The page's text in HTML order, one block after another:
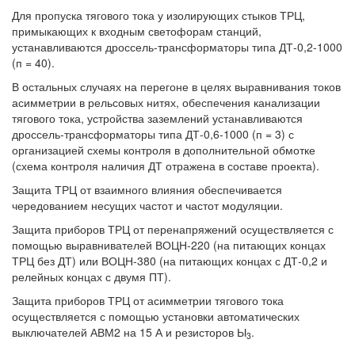
Для пропуска тягового тока у изолирующих стыков ТРЦ,
примыкающих к входным светофорам станций,
устанавливаются дроссель-трансформаторы типа ДТ-0,2-1000
(п = 40).
В остальных случаях на перегоне в целях выравнивания токов
асимметрии в рельсовых нитях, обеспечения канализации
тягового тока, устройства заземлений устанавливаются
дроссель-трансформаторы типа ДТ-0,6-1000 (п = 3) с
организацией схемы контроля в дополнительной обмотке
(схема контроля наличия ДТ отражена в составе проекта).
Защита ТРЦ от взаимного влияния обеспечивается
чередованием несущих частот и частот модуляции.
Защита приборов ТРЦ от перенапряжений осуществляется с
помощью выравнивателей ВОЦН-220 (на питающих концах
ТРЦ без ДТ) или ВОЦН-380 (на питающих концах с ДТ-0,2 и
релейных концах с двумя ПТ).
Защита приборов ТРЦ от асимметрии тягового тока
осуществляется с помощью установки автоматических
выключателей АВМ2 на 15 А и резисторов Ы3.